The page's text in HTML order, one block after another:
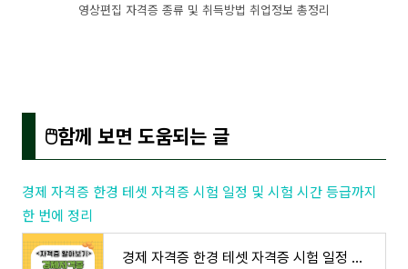
영상편집 자격증 종류 및 취득방법 취업정보 총정리
🖱️함께 보면 도움되는 글
경제 자격증 한경 테셋 자격증 시험 일정 및 시험 시간 등급까지
한 번에 정리
경제 자격증 한경 테셋 자격증 시험 일정 및 시험 시간 등급까지 한 번에 정리